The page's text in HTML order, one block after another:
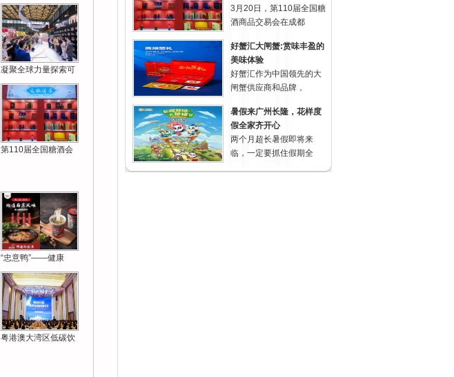
凝聚全球力量探索可
第110届全国糖酒会
“忠意鸭”——健康
粤港澳大湾区低碳饮
3月20日，第110届全国糖
酒商品交易会在成都
好蟹汇大闸蟹:赏味丰盈的
美味体验
好蟹汇作为中国领先的大
闸蟹供应商和品牌，
暑假来广州长隆，花样度
假全家齐开心
两个月超长暑假即将来
临，一定要抓住假期全